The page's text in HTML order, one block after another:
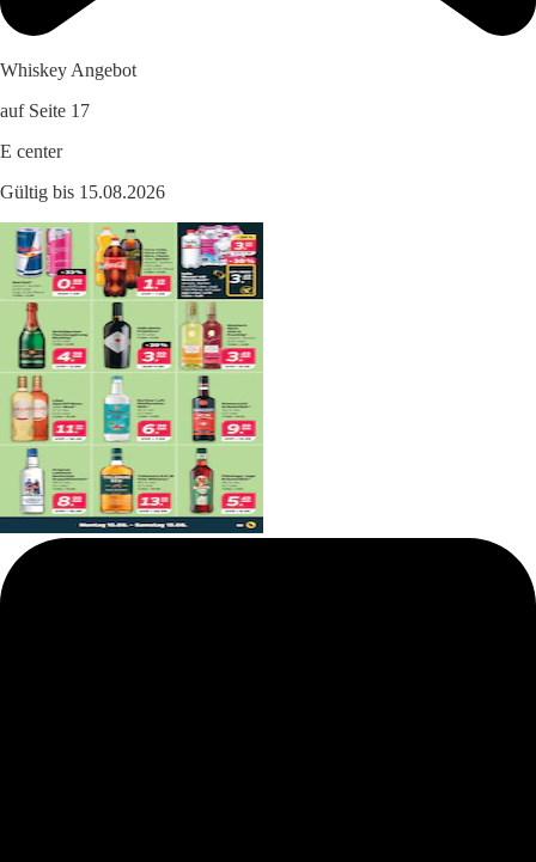
Whiskey Angebot
auf Seite 17
E center
Gültig bis 15.08.2026